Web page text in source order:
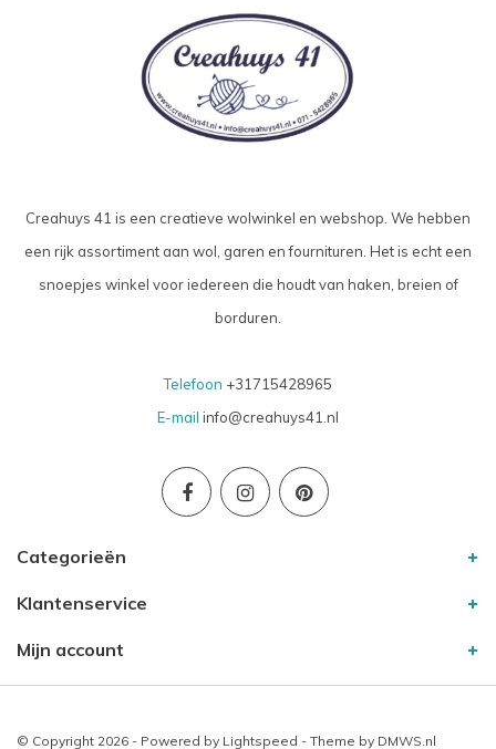
Creahuys 41 is een creatieve wolwinkel en webshop. We hebben
een rijk assortiment aan wol, garen en fournituren. Het is echt een
snoepjes winkel voor iedereen die houdt van haken, breien of
borduren.
Telefoon +31715428965
E-mail info@creahuys41.nl
Categorieën
Klantenservice
Mijn account
© Copyright 2026 - Powered by Lightspeed - Theme by DMWS.nl